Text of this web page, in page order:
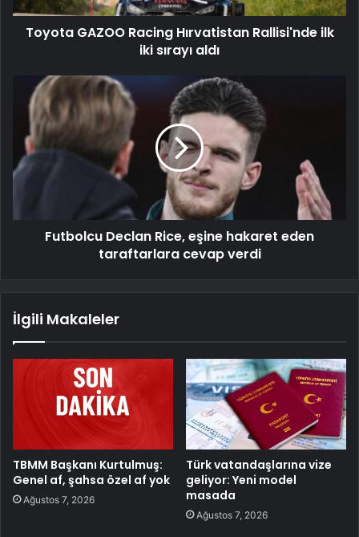
Toyota GAZOO Racing Hırvatistan Rallisi'nde ilk
iki sırayı aldı
Futbolcu Declan Rice, eşine hakaret eden
taraftarlara cevap verdi
İlgili Makaleler
TBMM Başkanı Kurtulmuş:
Genel af, şahsa özel af yok
Ağustos 7, 2026
Türk vatandaşlarına vize
geliyor: Yeni model
masada
Ağustos 7, 2026